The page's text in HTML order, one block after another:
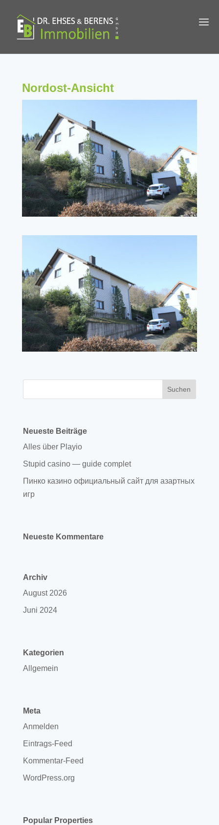
Nordost-Ansicht
Neueste Beiträge
Alles über Playio
Stupid casino — guide complet
Пинко казино официальный сайт для азартных
игр
Neueste Kommentare
Archiv
August 2026
Juni 2024
Kategorien
Allgemein
Meta
Anmelden
Eintrags-Feed
Kommentar-Feed
WordPress.org
Popular Properties